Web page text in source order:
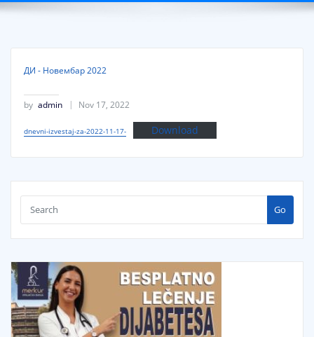
ДИ - Новембар 2022
by admin Nov 17, 2022
dnevni-izvestaj-za-2022-11-17- Download
Go